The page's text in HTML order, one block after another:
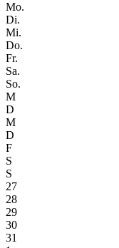
Mo.
Di.
Mi.
Do.
Fr.
Sa.
So.
M
D
M
D
F
S
S
27
28
29
30
31